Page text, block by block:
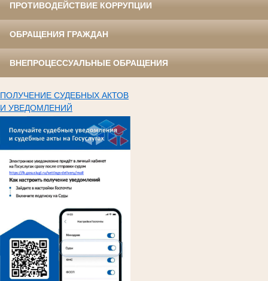
ПРОТИВОДЕЙСТВИЕ КОРРУПЦИИ
ОБРАЩЕНИЯ ГРАЖДАН
ВНЕПРОЦЕССУАЛЬНЫЕ ОБРАЩЕНИЯ
ПОЛУЧЕНИЕ СУДЕБНЫХ АКТОВ
И УВЕДОМЛЕНИЙ